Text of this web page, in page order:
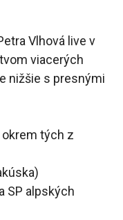
Vlhová live v
viacerých
nižšie s presnými
tých z
SP alpských